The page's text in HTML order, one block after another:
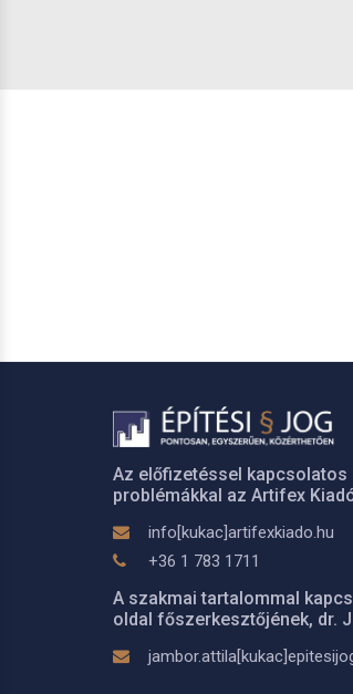
Az előfizetéssel kapcsolatos
problémákkal az Artifex
info[kukac]artifexkiado.hu
+36 1 783 1711
A szakmai tartalommal
oldal főszerkesztőjének, dr.